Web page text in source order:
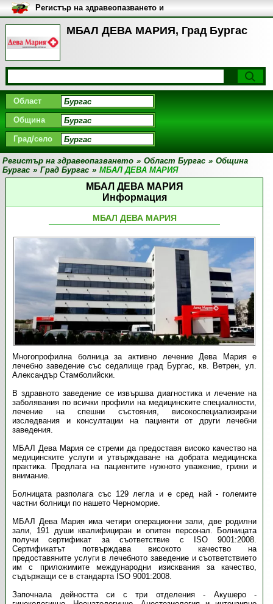
МБАЛ ДЕВА МАРИЯ, Град Бургас
Регистър на здравеопазването и
медицинските заведения в
България
Област
Община
Град/село
Регистър на здравеопазването » Област Бургас » Община
Бургас » Град Бургас » МБАЛ ДЕВА МАРИЯ
МБАЛ ДЕВА МАРИЯ
Информация
МБАЛ ДЕВА МАРИЯ
Многопрофилна болница за активно лечение Дева Мария е
лечебно заведение със седалище град Бургас, кв. Ветрен, ул.
Александър Стамболийски.
В здравното заведение се извършва диагностика и лечение на
заболявания по всички профили на медицинските специалности,
лечение на спешни състояния, високоспециализирани
изследвания и консултации на пациенти от други лечебни
заведения.
МБАЛ Дева Мария се стреми да предоставя високо качество на
медицинските услуги и утвърждаване на добрата медицинска
практика. Предлага на пациентите нужното уважение, грижи и
внимание.
Болницата разполага със 129 легла и е сред най - големите
частни болници по нашето Черноморие.
МБАЛ Дева Мария има четири операционни зали, две родилни
зали, 191 души квалифициран и опитен персонал. Болницата
получи сертификат за съответствие с ISO 9001:2008.
Сертификатът потвърждава високото качество на
предоставяните услуги в лечебното заведение и съответствието
им с приложимите международни изисквания за качество,
съдържащи се в стандарта ISO 9001:2008.
Започнала дейността си с три отделения - Акушеро -